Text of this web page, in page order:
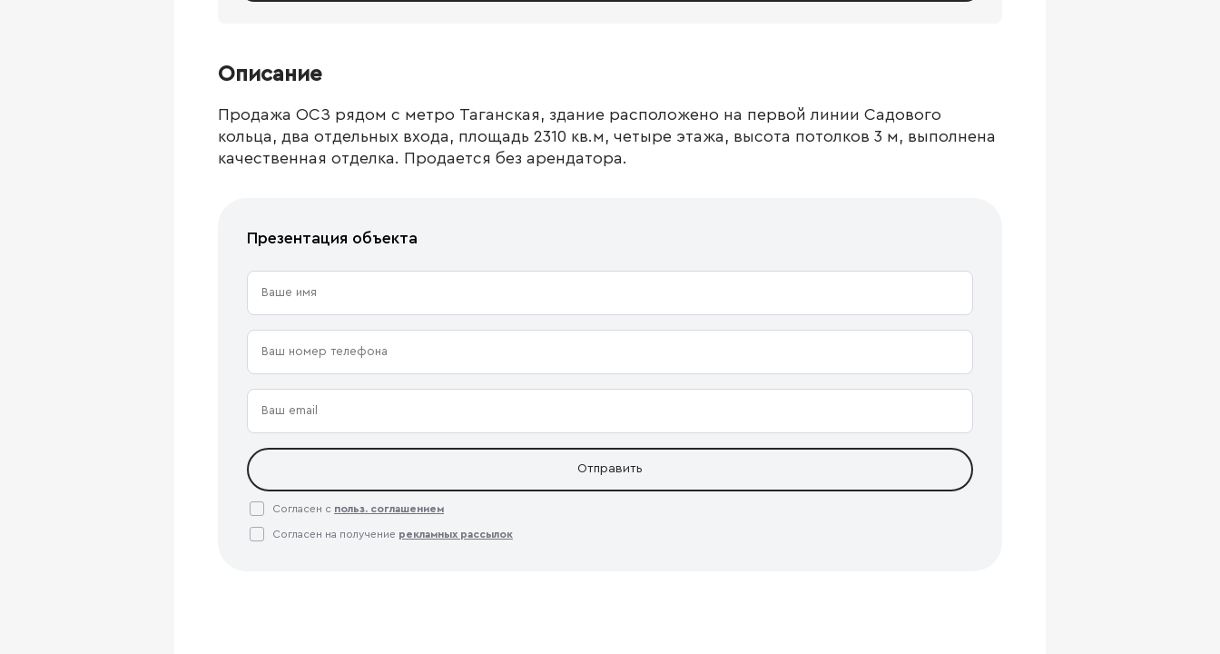
Описание
Продажа ОСЗ рядом с метро Таганская, здание расположено на первой линии Садового
кольца, два отдельных входа, площадь 2310 кв.м, четыре этажа, высота потолков 3 м, выполнена
качественная отделка. Продается без арендатора.
Презентация объекта
Отправить
Согласен с польз. соглашением
Согласен на получение рекламных рассылок